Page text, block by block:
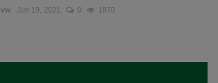
vw Jun 19, 2021 0 1870